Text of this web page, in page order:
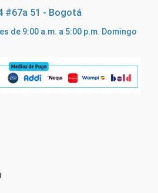
#67a 51 - Bogotá
de 9:00 a.m. a 5:00 p.m. Domingo